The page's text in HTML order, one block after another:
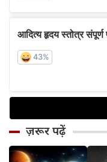
ज़रूर पढ़ें